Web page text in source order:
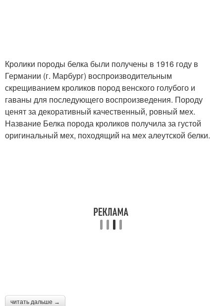
Кролики породы белка были получены в 1916 году в
Германии (г. Марбург) воспроизводительным
скрещиванием кроликов пород венского голубого и
гаваны для последующего воспроизведения. Породу
ценят за декоративный качественный, ровный мех.
Название Белка порода кроликов получила за густой
оригинальный мех, походящий на мех алеутской белки.
читать дальше →